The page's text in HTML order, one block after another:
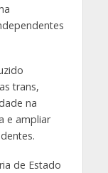
trans,
na
e ampliar
de Estado